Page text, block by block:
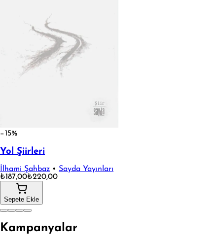
−15%
Yol Şiirleri
İlhami Şahbaz • Sayda Yayınları
₺187,00₺220,00
Sepete Ekle
Kampanyalar